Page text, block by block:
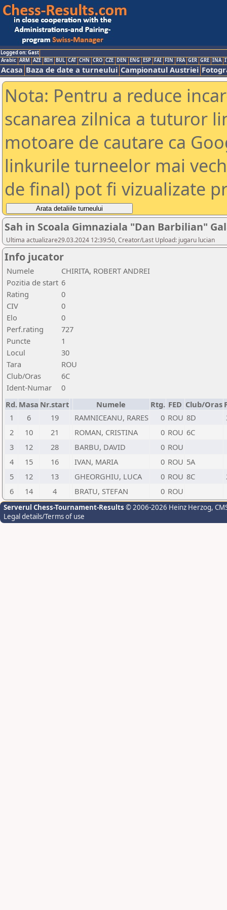
Logged on: Gast
Arabic ARM AZE BIH BUL CAT CHN CRO CZE DEN ENG ESP FAI FIN FRA GER GRE INA
Acasa Baza de date a turneului Campionatul Austriei
Nota: Pentru a reduce
scanarea zilnica a tuturor
motoare de cautare ca
linkurile turneelor mai
de final) pot fi vizualizate
Sah in Scoala Gimnaziala "Dan Barbilian"
Ultima actualizare29.03.2024 12:39:50, Creator/Last Upload: jugaru lucian
Info jucator
Numele
CHIRITA, ROBERT ANDREI
Pozitia de start 6
Rating
0
CIV
0
Elo
0
Perf.rating
727
Puncte
1
Locul
30
Tara
ROU
Club/Oras
6C
Ident-Numar
0
Rd. Masa Nr.start Numele Rtg. FED Club/Oras
1
6 19 RAMNICEANU, RARES 0 ROU 8D
2
10 21 ROMAN, CRISTINA 0 ROU 6C
3
12 28 BARBU, DAVID 0 ROU
4
15 16 IVAN, MARIA 0 ROU 5A
5
12 13 GHEORGHIU, LUCA 0 ROU 8C
6
14 4 BRATU, STEFAN 0 ROU
Serverul Chess-Tournament-Results © 2006-2026 Heinz Herzog,
Legal details/Terms of use